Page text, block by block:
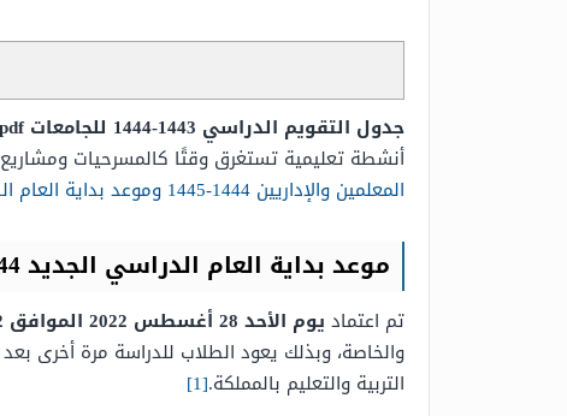
جدول التقويم الدراسي 1443-1444 للجامعات pdf
أنشطة تعليمية تستغرق وقتًا كالمسرحيات ومشاريع
المعلمين والإداريين 1444-1445 وموعد بداية العام الدراسي
موعد بداية العام الدراسي الجديد 1444 في السعودية
تم اعتماد يوم الأحد 28 أغسطس 2022 الموافق 2 صفر 1444هـ
والخاصة، وبذلك يعود الطلاب للدراسة مرة أخرى
التربية والتعليم بالمملكة.[1]